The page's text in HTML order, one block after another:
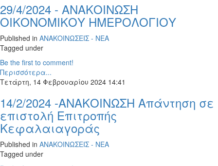
29/4/2024 - ΑΝΑΚΟΙΝΩΣH
ΟΙΚΟΝΟΜΙΚΟΥ ΗΜΕΡΟΛΟΓΙΟΥ
Published in ΑΝΑΚΟΙΝΩΣΕΙΣ - ΝΕΑ
Tagged under
Be the first to comment!
Περισσότερα...
Τετάρτη, 14 Φεβρουαρίου 2024 14:41
14/2/2024 -ΑΝΑΚΟΙΝΩΣΗ Απάντηση σε
επιστολή Επιτροπής
Κεφαλαιαγοράς
Published in ΑΝΑΚΟΙΝΩΣΕΙΣ - ΝΕΑ
Tagged under